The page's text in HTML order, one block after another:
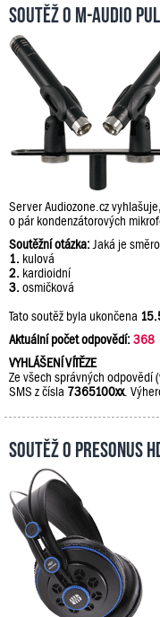
Soutěž o M-Audio
Server Audiozone.cz
o pár kondenzátorových
Soutěžní otázka: Jaká je
1. kulová
2. kardioidní
3. osmičková
Tato soutěž byla ukončena
Aktuální počet odpovědí:368
VYHLÁŠENÍ VÍTĚZE
Ze všech správných
SMS z čísla 7365100xx.
Soutěž o PreSonus